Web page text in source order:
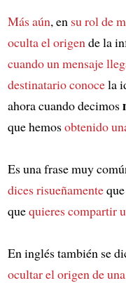
Más aún, en su rol de
oculta el origen de la
cuando un mensaje
destinatario conocela
ahora cuando decimos
que hemosobtenido
Es una frase muy
dices risueñamenteque
quequieres compartir
En inglés también se
ocultar el origen de